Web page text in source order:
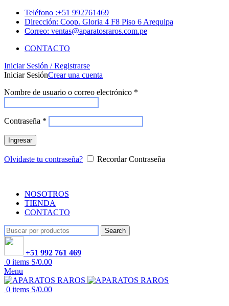
Teléfono :+51 992761469
Dirección: Coop. Gloria 4 F8 Piso 6 Arequipa
Correo: ventas@aparatosraros.com.pe
CONTACTO
Iniciar Sesión / Registrarse
Iniciar SesiónCrear una cuenta
Nombre de usuario o correo electrónico *
Contraseña *
Ingresar
Olvidaste tu contraseña? Recordar Contraseña
NOSOTROS
TIENDA
CONTACTO
Search
+51 992 761 469
0 items S/0.00
Menu
0 items S/0.00